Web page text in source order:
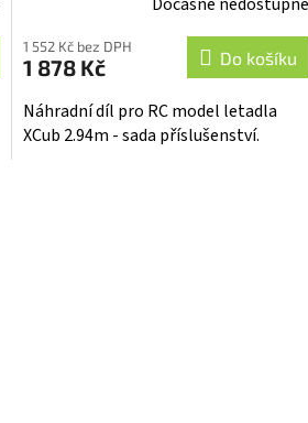
1 552 Kč bez DPH
1 878 Kč Do košíku
Náhradní díl pro RC model letadla
XCub 2.94m - sada příslušenství.